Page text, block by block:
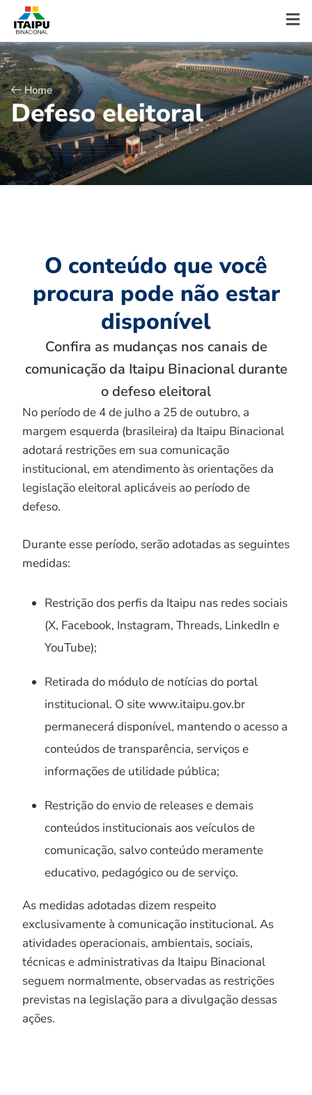
Home
Defeso eleitoral
O conteúdo que você
procura pode não estar
disponível
Confira as mudanças nos canais de
comunicação da Itaipu Binacional durante
o defeso eleitoral
No período de 4 de julho a 25 de outubro, a
margem esquerda (brasileira) da Itaipu Binacional
adotará restrições em sua comunicação
institucional, em atendimento às orientações da
legislação eleitoral aplicáveis ao período de
defeso.
Durante esse período, serão adotadas as seguintes
medidas:
Restrição dos perfis da Itaipu nas redes sociais
(X, Facebook, Instagram, Threads, LinkedIn e
YouTube);
Retirada do módulo de notícias do portal
institucional. O site www.itaipu.gov.br
permanecerá disponível, mantendo o acesso a
conteúdos de transparência, serviços e
informações de utilidade pública;
Restrição do envio de releases e demais
conteúdos institucionais aos veículos de
comunicação, salvo conteúdo meramente
educativo, pedagógico ou de serviço.
As medidas adotadas dizem respeito
exclusivamente à comunicação institucional. As
atividades operacionais, ambientais, sociais,
técnicas e administrativas da Itaipu Binacional
seguem normalmente, observadas as restrições
previstas na legislação para a divulgação dessas
ações.